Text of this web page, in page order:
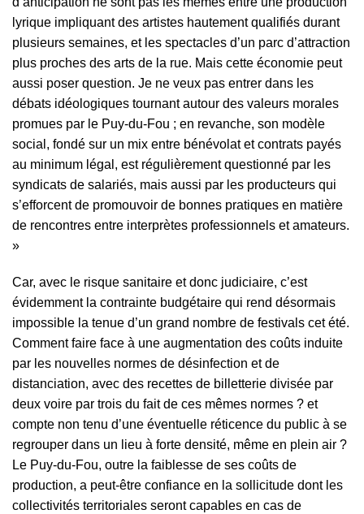
lyrique impliquant des artistes hautement qualifiés durant
plusieurs semaines, et les spectacles d’un parc d’attraction
plus proches des arts de la rue. Mais cette économie peut
aussi poser question. Je ne veux pas entrer dans les
débats idéologiques tournant autour des valeurs morales
promues par le Puy-du-Fou ; en revanche, son modèle
social, fondé sur un mix entre bénévolat et contrats payés
au minimum légal, est régulièrement questionné par les
syndicats de salariés, mais aussi par les producteurs qui
s’efforcent de promouvoir de bonnes pratiques en matière
de rencontres entre interprètes professionnels et amateurs.
»
Car, avec le risque sanitaire et donc judiciaire, c’est
évidemment la contrainte budgétaire qui rend désormais
impossible la tenue d’un grand nombre de festivals cet été.
Comment faire face à une augmentation des coûts induite
par les nouvelles normes de désinfection et de
distanciation, avec des recettes de billetterie divisée par
deux voire par trois du fait de ces mêmes normes ? et
compte non tenu d’une éventuelle réticence du public à se
regrouper dans un lieu à forte densité, même en plein air ?
Le Puy-du-Fou, outre la faiblesse de ses coûts de
production, a peut-être confiance en la sollicitude dont les
collectivités territoriales seront capables en cas de